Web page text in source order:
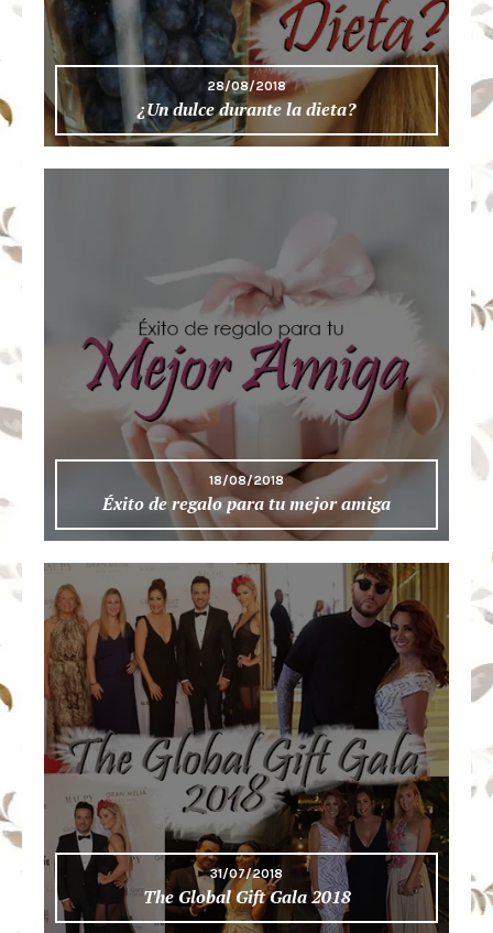
28/08/2018
¿Un dulce durante la dieta?
18/08/2018
Éxito de regalo para tu mejor amiga
31/07/2018
The Global Gift Gala 2018